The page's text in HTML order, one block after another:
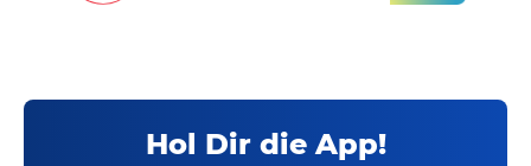
Hol Dir die App!